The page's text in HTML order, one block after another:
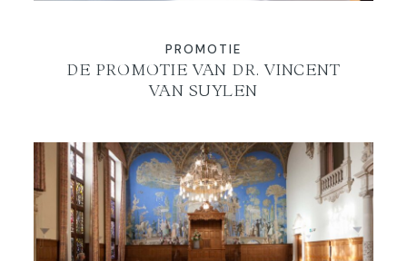
PROMOTIE
DE PROMOTIE VAN DR. VINCENT
VAN SUYLEN